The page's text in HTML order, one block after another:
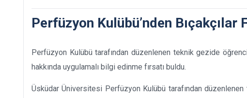
Perfüzyon Kulübü’nden Bıçakçılar
Perfüzyon Kulübü tarafından düzenlenen teknik gezide
hakkında uygulamalı bilgi edinme fırsatı buldu.
Üsküdar Üniversitesi Perfüzyon Kulübü tarafından